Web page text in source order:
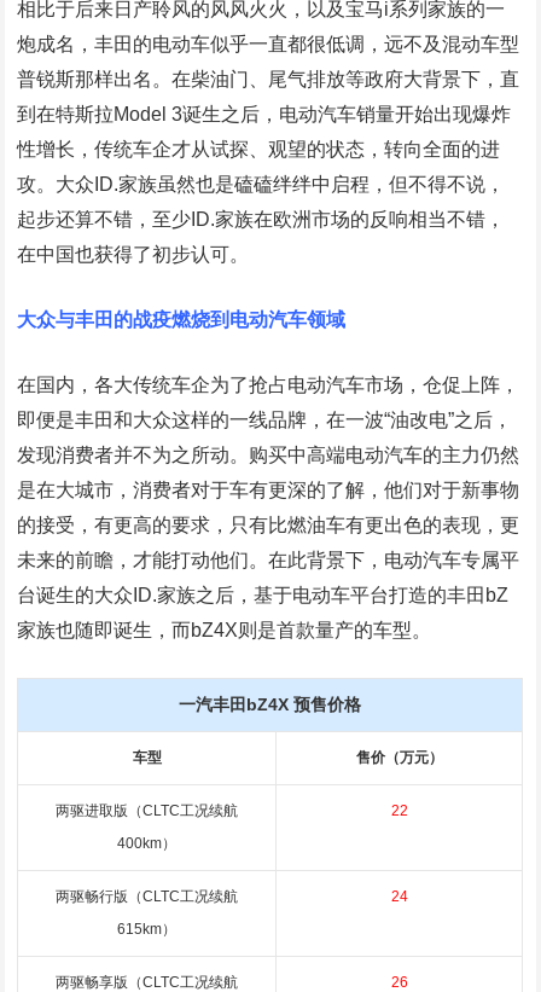
相比于后来日产聆风的风风火火，以及宝马i系列家族的一
炮成名，丰田的电动车似乎一直都很低调，远不及混动车型
普锐斯那样出名。在柴油门、尾气排放等政府大背景下，直
到在特斯拉Model 3诞生之后，电动汽车销量开始出现爆炸
性增长，传统车企才从试探、观望的状态，转向全面的进
攻。大众ID.家族虽然也是磕磕绊绊中启程，但不得不说，
起步还算不错，至少ID.家族在欧洲市场的反响相当不错，
在中国也获得了初步认可。
大众与丰田的战疫燃烧到电动汽车领域
在国内，各大传统车企为了抢占电动汽车市场，仓促上阵，
即便是丰田和大众这样的一线品牌，在一波“油改电”之后，
发现消费者并不为之所动。购买中高端电动汽车的主力仍然
是在大城市，消费者对于车有更深的了解，他们对于新事物
的接受，有更高的要求，只有比燃油车有更出色的表现，更
未来的前瞻，才能打动他们。在此背景下，电动汽车专属平
台诞生的大众ID.家族之后，基于电动车平台打造的丰田bZ
家族也随即诞生，而bZ4X则是首款量产的车型。
一汽丰田bZ4X 预售价格
车型 售价（万元）
两驱进取版（CLTC工况续航
400km）
22
两驱畅行版（CLTC工况续航
615km）
24
两驱畅享版（CLTC工况续航
26